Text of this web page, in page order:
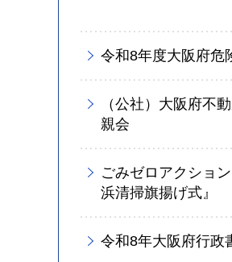
令和8年度大阪府危
（公社）大阪府不
親会
ごみゼロアクショ
浜清掃旗揚げ式』
令和8年大阪府行政